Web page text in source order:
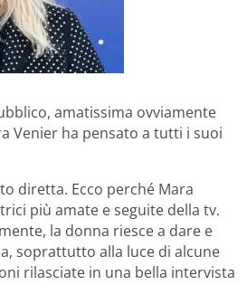
amatissima ovviamente
Venier ha pensato a tutti i suoi
diretta. Ecco perché Mara
più amate e seguite della tv.
la donna riesce a dare e
soprattutto alla luce di alcune
rilasciate in una bella intervista